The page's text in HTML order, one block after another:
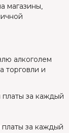
магазины,
алкоголем
торговли и
платы за каждый
платы за каждый